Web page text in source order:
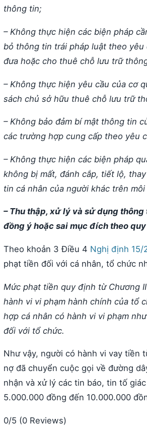
thông tin;
– Không thực hiện các biện pháp
bỏ thông tin trái pháp luật theo
đưa hoặc cho thuê chỗ lưu trữ
– Không thực hiện yêu cầu của cơ
sách chủ sở hữu thuê chỗ lưu trữ
– Không bảo đảm bí mật thông tin
các trường hợp cung cấp theo yêu
– Không thực hiện các biện pháp
không bị mất, đánh cắp, tiết lộ,
tin cá nhân của người khác trên
– Thu thập, xử lý và sử dụng
đồng ý hoặc sai mục đích theo
Theo khoản 3 Điều 4 Nghị định
phạt tiền đối với cá nhân, tổ chức
Mức phạt tiền quy định từ Chương
hành vi vi phạm hành chính của tổ
hợp cá nhân có hành vi vi phạm
đối với tổ chức.
Như vậy, người có hành vi vay tiền
nợ đã chuyển cuộc gọi về đường
nhận và xử lý các tin báo, tin tố
5.000.000 đồng đến 10.000.000
0/5 (0 Reviews)